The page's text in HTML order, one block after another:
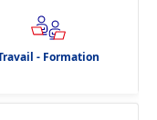
- Formation